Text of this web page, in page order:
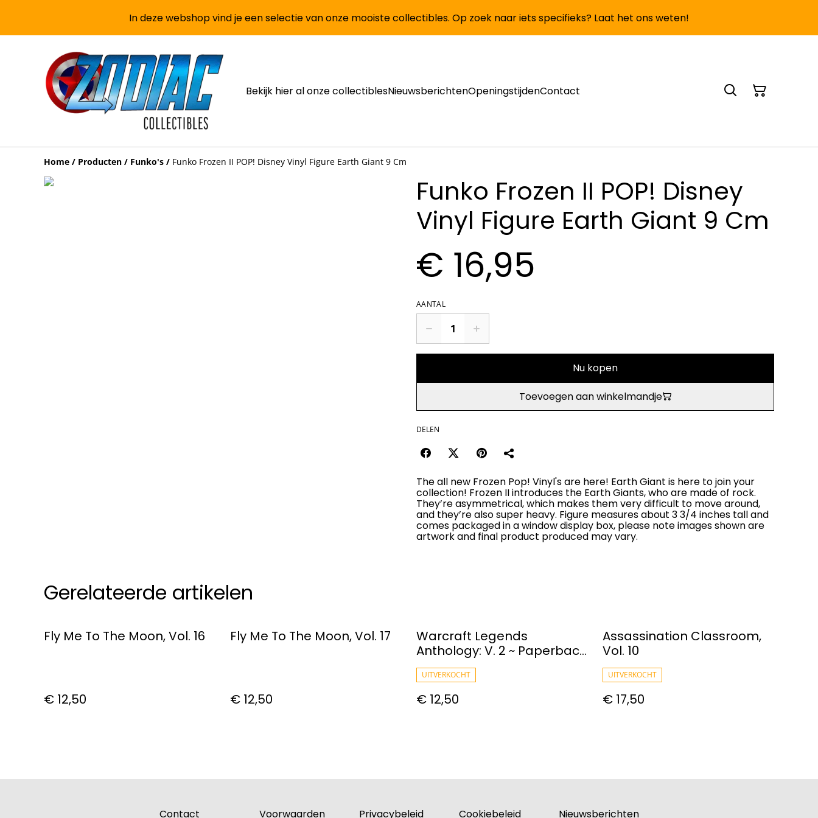
In deze webshop vind je een selectie van onze mooiste collectibles. Op zoek naar iets specifieks? Laat het ons weten!
Bekijk hier al onze collectiblesNieuwsberichtenOpeningstijdenContact
Home / Producten / Funko's / Funko Frozen II POP! Disney Vinyl Figure Earth Giant 9 Cm
Funko Frozen II POP! Disney
Vinyl Figure Earth Giant 9 Cm
€ 16,95
AANTAL
Nu kopen
Toevoegen aan winkelmandje
DELEN
The all new Frozen Pop! Vinyl's are here! Earth Giant is here to join your
collection! Frozen II introduces the Earth Giants, who are made of rock.
They’re asymmetrical, which makes them very difficult to move around,
and they’re also super heavy. Figure measures about 3 3/4 inches tall and
comes packaged in a window display box, please note images shown are
artwork and final product produced may vary.
Gerelateerde artikelen
Fly Me To The Moon, Vol. 16
€ 12,50
Fly Me To The Moon, Vol. 17
€ 12,50
Warcraft Legends
Anthology: V. 2 ~ Paperback
~ Aaron Sparrow
UITVERKOCHT
€ 12,50
Assassination Classroom,
Vol. 10
UITVERKOCHT
€ 17,50
Contact Voorwaarden Privacybeleid Cookiebeleid Nieuwsberichten